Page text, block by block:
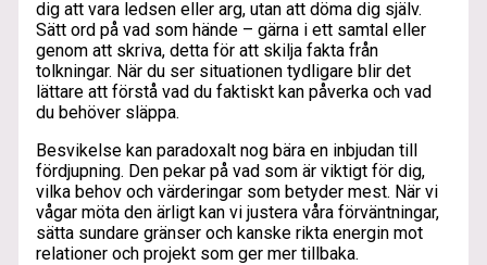
dig att vara ledsen eller arg, utan att döma dig själv.
Sätt ord på vad som hände – gärna i ett samtal eller
genom att skriva, detta för att skilja fakta från
tolkningar. När du ser situationen tydligare blir det
lättare att förstå vad du faktiskt kan påverka och vad
du behöver släppa.
Besvikelse kan paradoxalt nog bära en inbjudan till
fördjupning. Den pekar på vad som är viktigt för dig,
vilka behov och värderingar som betyder mest. När vi
vågar möta den ärligt kan vi justera våra förväntningar,
sätta sundare gränser och kanske rikta energin mot
relationer och projekt som ger mer tillbaka.